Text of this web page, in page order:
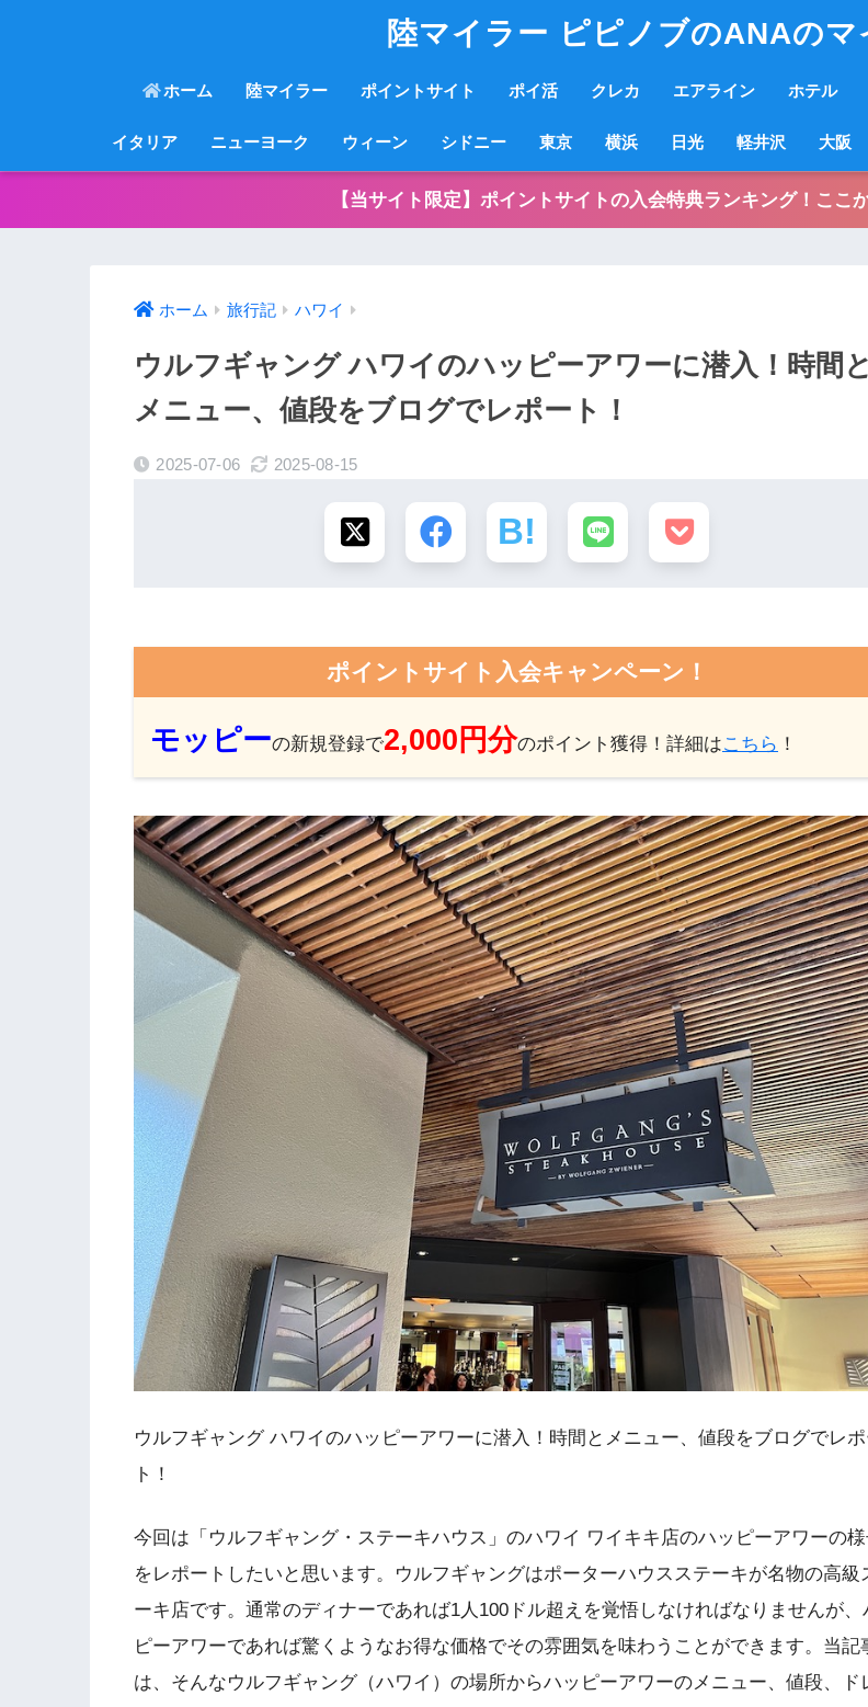
陸マイラー ピピノブのANAの
ホーム 陸マイラー ポイントサイト ポイ活 クレカ エアライン ホテル
イタリア ニューヨーク ウィーン シドニー 東京 横浜 日光 軽井沢 大阪
【当サイト限定】ポイントサイトの入会特典ランキング！ここ
ホーム 旅行記 ハワイ
ウルフギャング ハワイのハッピーアワーに潜入！時間と
メニュー、値段をブログでレポート！
2025-07-06 2025-08-15
ポイントサイト入会キャンペーン！
モッピーの新規登録で2,000円分のポイント獲得！詳細はこちら ！
ウルフギャング ハワイのハッピーアワーに潜入！時間とメニュー、値段をブログでレ
ト！
今回は「ウルフギャング・ステーキハウス」のハワイ ワイキキ店のハッピーアワーの
をレポートしたいと思います。ウルフギャングはポーターハウスステーキが名物の高級
ーキ店です。通常のディナーであれば1人100ドル超えを覚悟しなければなりませんが、
ピーアワーであれば驚くようなお得な価格でその雰囲気を味わうことができます。当記
は、そんなウルフギャング（ハワイ）の場所からハッピーアワーのメニュー、値段、ド